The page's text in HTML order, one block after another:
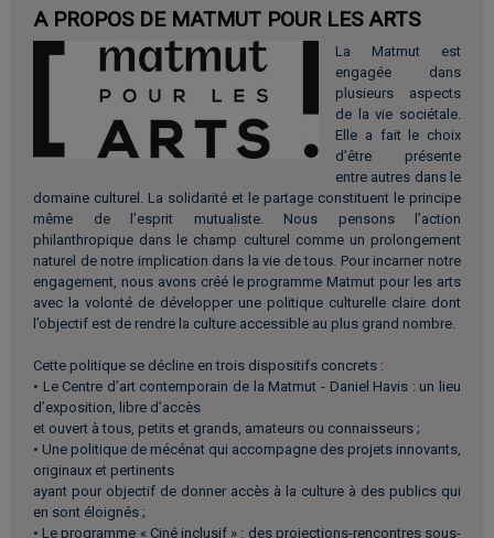
A PROPOS DE MATMUT POUR LES ARTS
La Matmut est
engagée dans
plusieurs aspects
de la vie sociétale.
Elle a fait le choix
d’être présente
entre autres dans le
domaine culturel. La solidarité et le partage constituent le principe
même de l’esprit mutualiste. Nous pensons l’action
philanthropique dans le champ culturel comme un prolongement
naturel de notre implication dans la vie de tous. Pour incarner notre
engagement, nous avons créé le programme Matmut pour les arts
avec la volonté de développer une politique culturelle claire dont
l’objectif est de rendre la culture accessible au plus grand nombre.
Cette politique se décline en trois dispositifs concrets :
• Le Centre d’art contemporain de la Matmut - Daniel Havis : un lieu
d’exposition, libre d’accès
et ouvert à tous, petits et grands, amateurs ou connaisseurs ;
• Une politique de mécénat qui accompagne des projets innovants,
originaux et pertinents
ayant pour objectif de donner accès à la culture à des publics qui
en sont éloignés ;
• Le programme « Ciné inclusif » : des projections-rencontres sous-